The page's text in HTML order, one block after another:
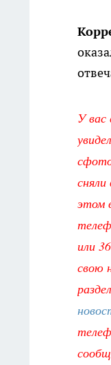
У вас
этом
или
свою